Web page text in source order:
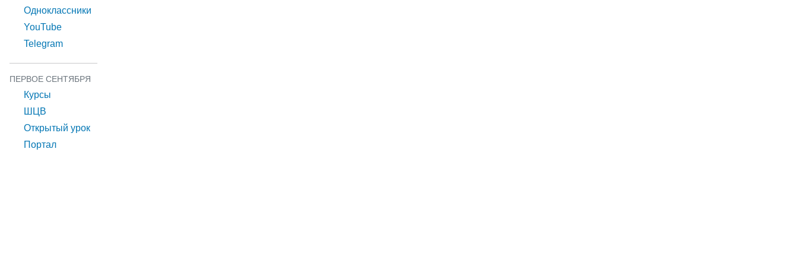
Одноклассники
YouTube
Telegram
ПЕРВОЕ СЕНТЯБРЯ
Курсы
ШЦВ
Открытый урок
Портал